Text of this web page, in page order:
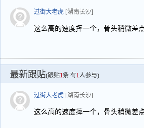
过街大老虎 [湖南长沙]
这么高的速度摔一个，骨头稍微差
最新跟贴(跟贴1条 有1人参与)
过街大老虎 [湖南长沙]
这么高的速度摔一个，骨头稍微差